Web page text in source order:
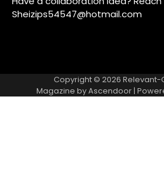
Sheizips54547@hotmail.com
Copyright © 2026 Relevant-
Magazine byAscendoor|